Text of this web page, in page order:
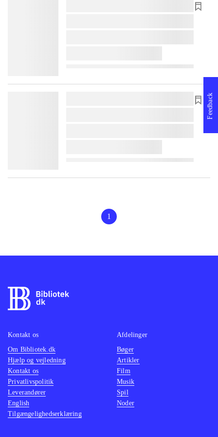
lorem ipsum dolor sit amet ...
lorem ipsum dolor sit amet ...
lorem ipsum dolor sit amet ...
lorem ipsum dolor sit amet ...
1
Feedback
Kontakt os
Om Bibliotek.dk
Hjælp og vejledning
Kontakt os
Privatlivspolitik
Leverandører
English
Tilgængelighedserklæring
Afdelinger
Bøger
Artikler
Film
Musik
Spil
Noder